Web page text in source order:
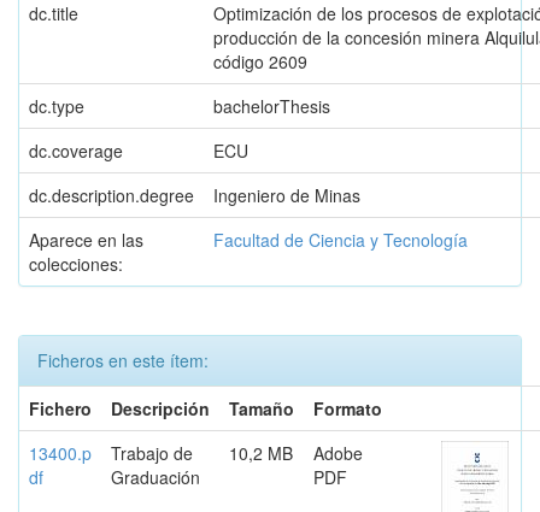
dc.title
Optimización de los procesos de
producción de la concesión minera
código 2609
dc.type
bachelorThesis
dc.coverage
ECU
dc.description.degree
Ingeniero de Minas
Aparece en las
colecciones:
Facultad de Ciencia y Tecnología
Ficheros en este ítem:
Fichero
Descripción Tamaño
Formato
13400.p
df
Trabajo de
Graduación
10,2 MB
Adobe
PDF